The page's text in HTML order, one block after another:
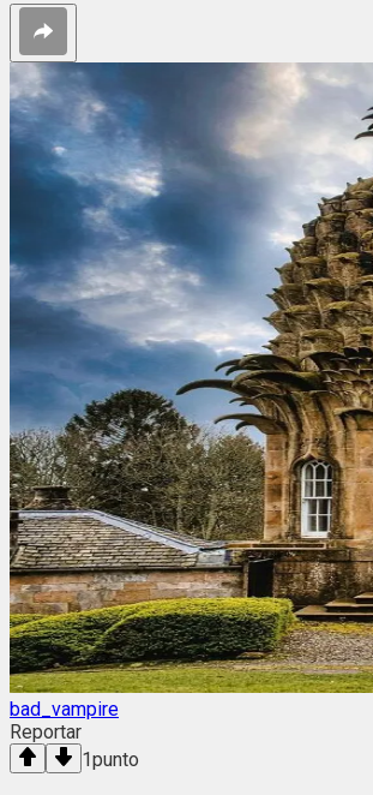
bad_vampire
Reportar
1punto